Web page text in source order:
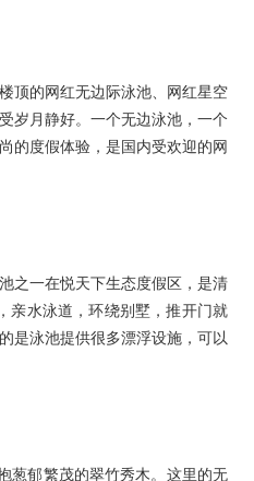
顶的网红无边际泳池、网红星空
岁月静好。一个无边泳池，一个
的度假体验，是国内受欢迎的网
之一在悦天下生态度假区，是清
亲水泳道，环绕别墅，推开门就
是泳池提供很多漂浮设施，可以
葱郁繁茂的翠竹秀木。这里的无